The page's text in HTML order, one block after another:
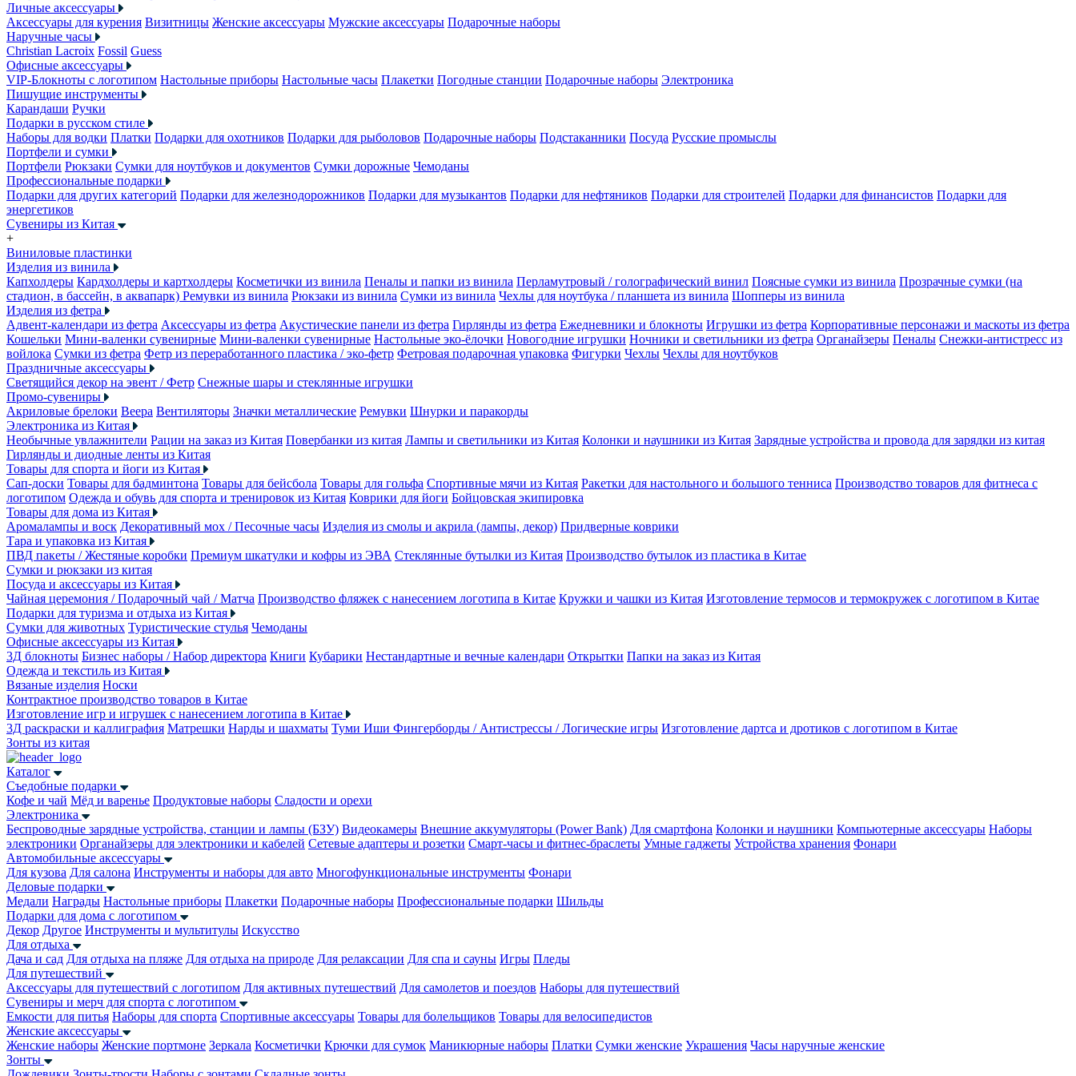
Личные аксессуары
Аксессуары для курения Визитницы Женские аксессуары Мужские аксессуары Подарочные наборы
Наручные часы
Christian Lacroix Fossil Guess
Офисные аксессуары
VIP-Блокноты с логотипом Настольные приборы Настольные часы Плакетки Погодные станции Подарочные наборы Электроника
Пишущие инструменты
Карандаши Ручки
Подарки в русском стиле
Наборы для водки Платки Подарки для охотников Подарки для рыболовов Подарочные наборы Подстаканники Посуда Русские промыслы
Портфели и сумки
Портфели Рюкзаки Сумки для ноутбуков и документов Сумки дорожные Чемоданы
Профессиональные подарки
Подарки для других категорий Подарки для железнодорожников Подарки для музыкантов Подарки для нефтяников Подарки для строителей Подарки для финансистов Подарки для
энергетиков
Сувениры из Китая
+
Виниловые пластинки
Изделия из винила
Капхолдеры Кардхолдеры и картхолдеры Косметички из винила Пеналы и папки из винила Перламутровый / голографический винил Поясные сумки из винила Прозрачные сумки (на
стадион, в бассейн, в аквапарк) Ремувки из винила Рюкзаки из винила Сумки из винила Чехлы для ноутбука / планшета из винила Шопперы из винила
Изделия из фетра
Адвент-календари из фетра Аксессуары из фетра Акустические панели из фетра Гирлянды из фетра Ежедневники и блокноты Игрушки из фетра Корпоративные персонажи и маскоты из фетра
Кошельки Мини-валенки сувенирные Мини-валенки сувенирные Настольные эко-ёлочки Новогодние игрушки Ночники и светильники из фетра Органайзеры Пеналы Снежки-антистресс из
войлока Сумки из фетра Фетр из переработанного пластика / эко-фетр Фетровая подарочная упаковка Фигурки Чехлы Чехлы для ноутбуков
Праздничные аксессуары
Светящийся декор на эвент / Фетр Снежные шары и стеклянные игрушки
Промо-сувениры
Акриловые брелоки Веера Вентиляторы Значки металлические Ремувки Шнурки и паракорды
Электроника из Китая
Необычные увлажнители Рации на заказ из Китая Повербанки из китая Лампы и светильники из Китая Колонки и наушники из Китая Зарядные устройства и провода для зарядки из китая
Гирлянды и диодные ленты из Китая
Товары для спорта и йоги из Китая
Сап-доски Товары для бадминтона Товары для бейсбола Товары для гольфа Спортивные мячи из Китая Ракетки для настольного и большого тенниса Производство товаров для фитнеса с
логотипом Одежда и обувь для спорта и тренировок из Китая Коврики для йоги Бойцовская экипировка
Товары для дома из Китая
Аромалампы и воск Декоративный мох / Песочные часы Изделия из смолы и акрила (лампы, декор) Придверные коврики
Тара и упаковка из Китая
ПВД пакеты / Жестяные коробки Премиум шкатулки и кофры из ЭВА Стеклянные бутылки из Китая Производство бутылок из пластика в Китае
Сумки и рюкзаки из китая
Посуда и аксессуары из Китая
Чайная церемония / Подарочный чай / Матча Производство фляжек с нанесением логотипа в Китае Кружки и чашки из Китая Изготовление термосов и термокружек с логотипом в Китае
Подарки для туризма и отдыха из Китая
Сумки для животных Туристические стулья Чемоданы
Офисные аксессуары из Китая
3Д блокноты Бизнес наборы / Набор директора Книги Кубарики Нестандартные и вечные календари Открытки Папки на заказ из Китая
Одежда и текстиль из Китая
Вязаные изделия Носки
Контрактное производство товаров в Китае
Изготовление игр и игрушек с нанесением логотипа в Китае
3Д раскраски и каллиграфия Матрешки Нарды и шахматы Туми Иши Фингерборды / Антистрессы / Логические игры Изготовление дартса и дротиков с логотипом в Китае
Зонты из китая
Каталог
Съедобные подарки
Кофе и чай Мёд и варенье Продуктовые наборы Сладости и орехи
Электроника
Беспроводные зарядные устройства, станции и лампы (БЗУ) Видеокамеры Внешние аккумуляторы (Power Bank) Для смартфона Колонки и наушники Компьютерные аксессуары Наборы
электроники Органайзеры для электроники и кабелей Сетевые адаптеры и розетки Смарт-часы и фитнес-браслеты Умные гаджеты Устройства хранения Фонари
Автомобильные аксессуары
Для кузова Для салона Инструменты и наборы для авто Многофункциональные инструменты Фонари
Деловые подарки
Медали Награды Настольные приборы Плакетки Подарочные наборы Профессиональные подарки Шильды
Подарки для дома с логотипом
Декор Другое Инструменты и мультитулы Искусство
Для отдыха
Дача и сад Для отдыха на пляже Для отдыха на природе Для релаксации Для спа и сауны Игры Пледы
Для путешествий
Аксессуары для путешествий с логотипом Для активных путешествий Для самолетов и поездов Наборы для путешествий
Сувениры и мерч для спорта с логотипом
Емкости для питья Наборы для спорта Спортивные аксессуары Товары для болельщиков Товары для велосипедистов
Женские аксессуары
Женские наборы Женские портмоне Зеркала Косметички Крючки для сумок Маникюрные наборы Платки Сумки женские Украшения Часы наручные женские
Зонты